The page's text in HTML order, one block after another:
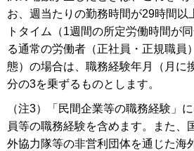
お、週当たりの勤務時間が29時間以
トタイム（1週間の所定労働時間が
る通常の労働者（正社員・正規職員
態）の場合は、職務経験年月（月に
分の3を乗ずるものとします。
（注3）「民間企業等の職務経験」
員等の職務経験を含めます。また、
外協力隊等の非営利団体を通じた海